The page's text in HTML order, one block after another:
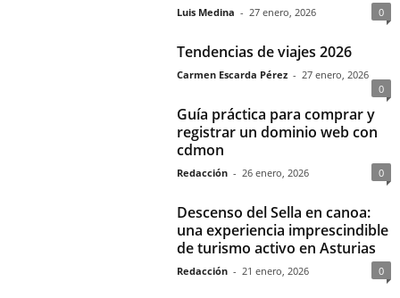
Luis Medina - 27 enero, 2026 0
Tendencias de viajes 2026
Carmen Escarda Pérez - 27 enero, 2026
0
Guía práctica para comprar y
registrar un dominio web con
cdmon
Redacción - 26 enero, 2026 0
Descenso del Sella en canoa:
una experiencia imprescindible
de turismo activo en Asturias
Redacción - 21 enero, 2026 0